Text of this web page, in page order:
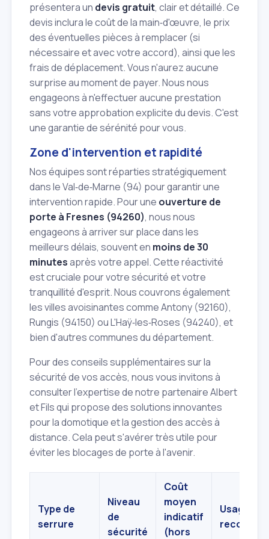
présentera un devis gratuit, clair et détaillé. Ce
devis inclura le coût de la main‑d'œuvre, le prix
des éventuelles pièces à remplacer (si
nécessaire et avec votre accord), ainsi que les
frais de déplacement. Vous n'aurez aucune
surprise au moment de payer. Nous nous
engageons à n'effectuer aucune prestation
sans votre approbation explicite du devis. C'est
une garantie de sérénité pour vous.
Zone d'intervention et rapidité
Nos équipes sont réparties stratégiquement
dans le Val‑de‑Marne (94) pour garantir une
intervention rapide. Pour une ouverture de
porte à Fresnes (94260), nous nous
engageons à arriver sur place dans les
meilleurs délais, souvent en moins de 30
minutesaprès votre appel. Cette réactivité
est cruciale pour votre sécurité et votre
tranquillité d'esprit. Nous couvrons également
les villes avoisinantes comme Antony (92160),
Rungis (94150) ou L'Haÿ‑les‑Roses (94240), et
bien d'autres communes du département.
Pour des conseils supplémentaires sur la
sécurité de vos accès, nous vous invitons à
consulter l'expertise de notre partenaire Albert
et Fils qui propose des solutions innovantes
pour la domotique et la gestion des accès à
distance. Cela peut s'avérer très utile pour
éviter les blocages de porte à l'avenir.
Type de
serrure
Niveau
de
sécurité
Coût
moyen
indicatif
(hors
Usage